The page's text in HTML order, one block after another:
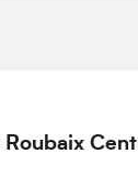
Roubaix